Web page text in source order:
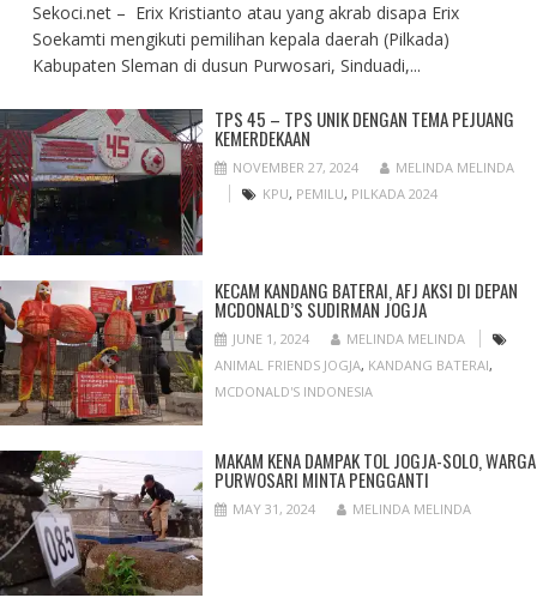
Sekoci.net – Erix Kristianto atau yang akrab disapa Erix
Soekamti mengikuti pemilihan kepala daerah (Pilkada)
Kabupaten Sleman di dusun Purwosari, Sinduadi,...
TPS 45 – TPS UNIK DENGAN TEMA PEJUANG
KEMERDEKAAN
NOVEMBER 27, 2024
MELINDA MELINDA
KPU, PEMILU, PILKADA 2024
KECAM KANDANG BATERAI, AFJ AKSI DI DEPAN
MCDONALD’S SUDIRMAN JOGJA
JUNE 1, 2024
MELINDA MELINDA
ANIMAL FRIENDS JOGJA, KANDANG BATERAI,
MCDONALD'S INDONESIA
MAKAM KENA DAMPAK TOL JOGJA-SOLO, WARGA
PURWOSARI MINTA PENGGANTI
MAY 31, 2024 MELINDA MELINDA